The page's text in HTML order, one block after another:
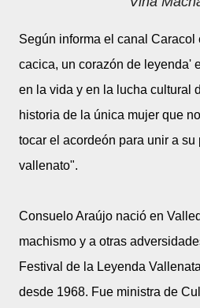
Según informa el canal Caracol
cacica, un corazón de leyenda'
en la vida y en la lucha cultural
historia de la única mujer que
tocar el acordeón para unir a su
vallenato".
Consuelo Araújo nació en
machismo y a otras
Festival de la Leyenda
desde 1968. Fue ministra de